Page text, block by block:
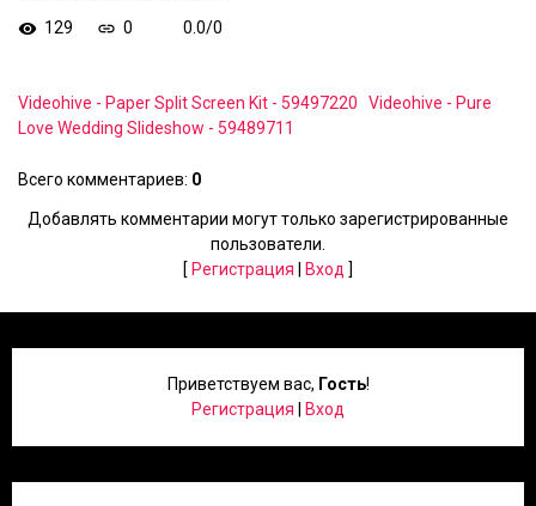
129
0 0.0/0
Videohive - Paper Split Screen Kit - 59497220
Videohive - Pure
Love Wedding Slideshow - 59489711
Всего комментариев: 0
Добавлять комментарии могут только зарегистрированные
пользователи.
[ Регистрация Вход ]
Приветствуем вас, Гость!
Регистрация
Вход